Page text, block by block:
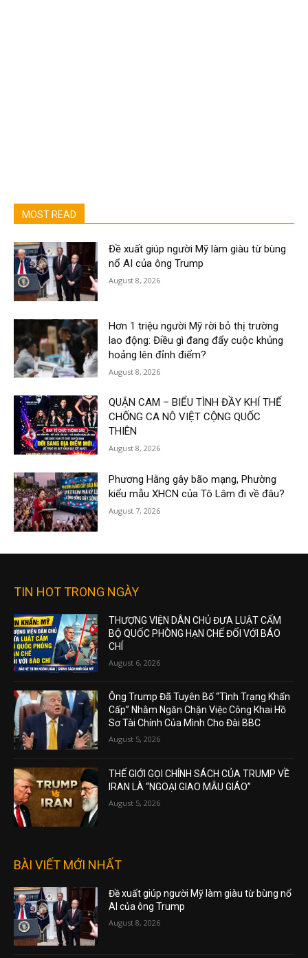
MOST READ
Đề xuất giúp người Mỹ làm giàu từ bùng
nổ AI của ông Trump
August 8, 2026
Hơn 1 triệu người Mỹ rời bỏ thị trường
lao động: Điều gì đang đẩy cuộc khủng
hoảng lên đỉnh điểm?
August 8, 2026
QUẬN CAM – BIỂU TÌNH ĐẦY KHÍ THẾ
CHỐNG CA NÔ VIỆT CỘNG QUỐC
THIÊN
August 8, 2026
Phương Hằng gây bão mạng, Phường
kiểu mẫu XHCN của Tô Lâm đi về đâu?
August 7, 2026
TIN HOT TRONG NGÀY
THƯỢNG VIỆN DÂN CHỦ ĐƯA LUẬT CẤM
BỘ QUỐC PHÒNG HẠN CHẾ ĐỐI VỚI BÁO
CHÍ
August 6, 2026
Ông Trump Đã Tuyên Bố “Tình Trạng Khẩn
Cấp” Nhằm Ngăn Chặn Việc Công Khai Hồ
Sơ Tài Chính Của Mình Cho Đài BBC
August 5, 2026
THẾ GIỚI GỌI CHÍNH SÁCH CỦA TRUMP VỀ
IRAN LÀ “NGOẠI GIAO MẪU GIÁO”
August 5, 2026
BÀI VIẾT MỚI NHẤT
Đề xuất giúp người Mỹ làm giàu từ bùng nổ
AI của ông Trump
August 8, 2026